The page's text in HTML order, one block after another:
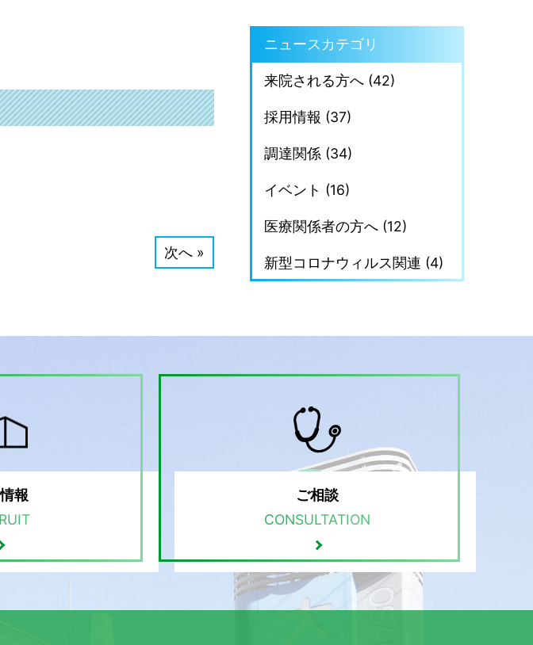
次へ »
ニュースカテゴリ
来院される方へ (42)
採用情報 (37)
調達関係 (34)
イベント (16)
医療関係者の方へ (12)
新型コロナウィルス関連 (4)
報
ご相談
CONSULTATION